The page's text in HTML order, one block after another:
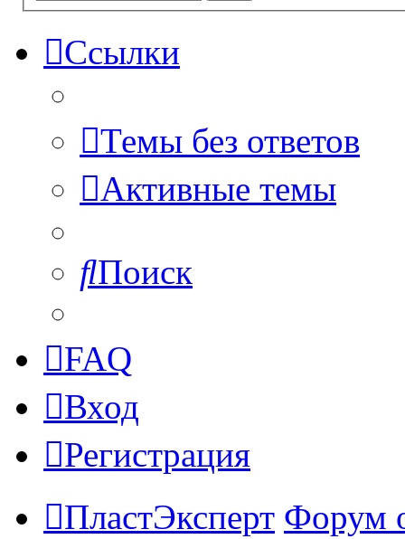
Ссылки
Темы без ответов
Активные темы
Поиск
FAQ
Вход
Регистрация
ПластЭксперт Форум